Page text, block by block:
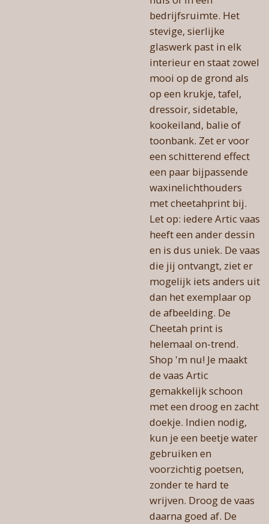
bedrijfsruimte. Het
stevige, sierlijke
glaswerk past in elk
interieur en staat zowel
mooi op de grond als
op een krukje, tafel,
dressoir, sidetable,
kookeiland, balie of
toonbank. Zet er voor
een schitterend effect
een paar bijpassende
waxinelichthouders
met cheetahprint bij.
Let op: iedere Artic vaas
heeft een ander dessin
en is dus uniek. De vaas
die jij ontvangt, ziet er
mogelijk iets anders uit
dan het exemplaar op
de afbeelding. De
Cheetah print is
helemaal on-trend.
Shop 'm nu! Je maakt
de vaas Artic
gemakkelijk schoon
met een droog en zacht
doekje. Indien nodig,
kun je een beetje water
gebruiken en
voorzichtig poetsen,
zonder te hard te
wrijven. Droog de vaas
daarna goed af. De